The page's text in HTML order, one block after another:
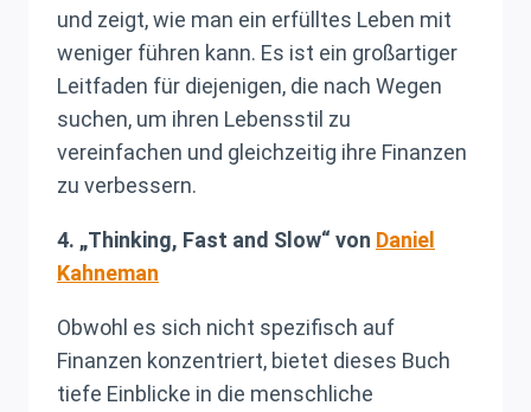
und zeigt, wie man ein erfülltes Leben mit
weniger führen kann. Es ist ein großartiger
Leitfaden für diejenigen, die nach Wegen
suchen, um ihren Lebensstil zu
vereinfachen und gleichzeitig ihre Finanzen
zu verbessern.
4. „Thinking, Fast and Slow“ von Daniel
Kahneman
Obwohl es sich nicht spezifisch auf
Finanzen konzentriert, bietet dieses Buch
tiefe Einblicke in die menschliche